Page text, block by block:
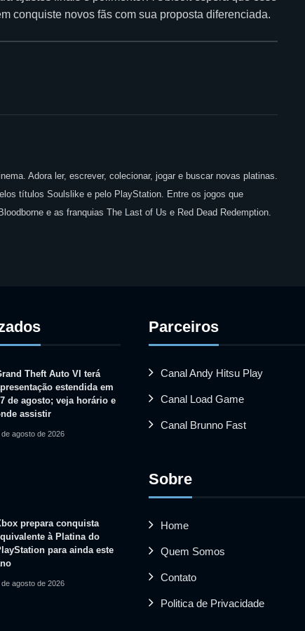
conquiste novos fãs com sua proposta diferenciada.
Adora ler, escrever, colecionar, jogar e buscar novas platinas.
títulos Soulslike e pelo PlayStation. Entre os jogos que
e as franquias The Last of Us e Red Dead Redemption.
Theft Auto VI terá
estendida em
de agosto; veja horário e
assistir
de agosto de 2026
prepara conquista
à Platina do
para ainda este
de agosto de 2026
Parceiros
Canal Andy Hitsu Play
Canal Load Game
Canal Brunno Fast
Sobre
Home
Quem Somos
Contato
Politica de Privacidade